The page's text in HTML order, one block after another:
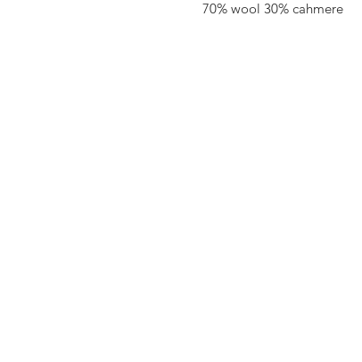
70% wool 30% cahmere